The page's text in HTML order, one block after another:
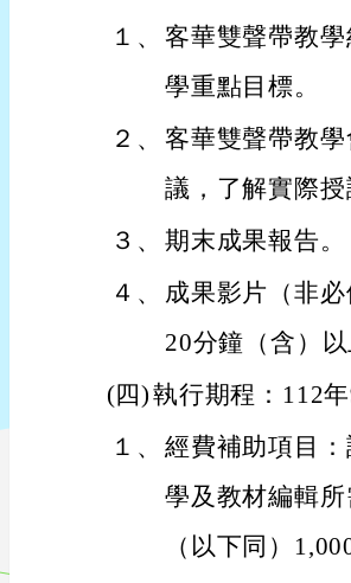
１、 客華雙聲帶教
學重點目標。
２、 客華雙聲帶教
議，了解實際
３、 期末成果報告。
４、
成果影片（非
20分鐘（含）
(四)執行期程：112
１、 經費補助項目
學及教材編輯
（以下同）